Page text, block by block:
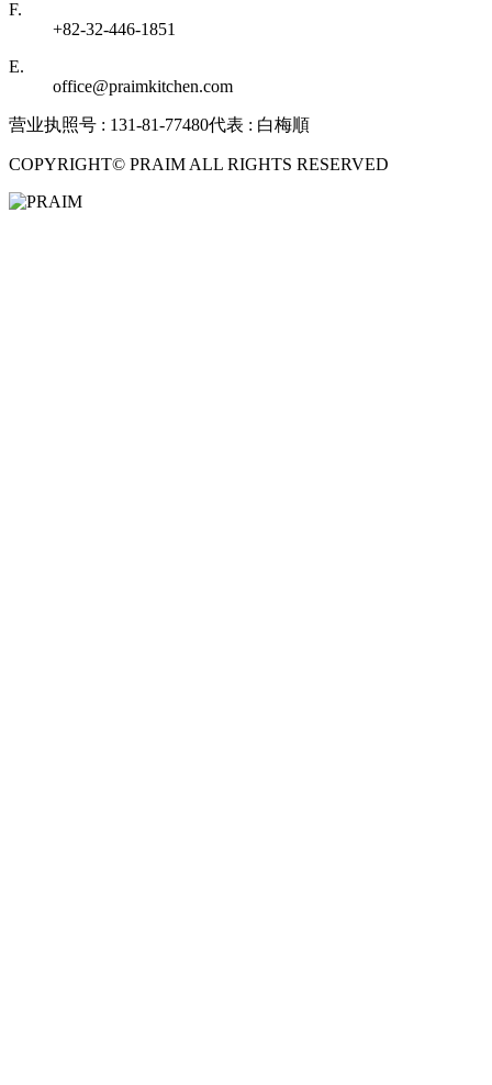
F.
+82-32-446-1851
E.
office@praimkitchen.com
营业执照号 : 131-81-77480代表 : 白梅順
COPYRIGHT© PRAIM ALL RIGHTS RESERVED